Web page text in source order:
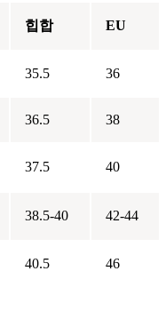
힙합 EU
35.5 36
36.5 38
37.5 40
38.5-40 42-44
40.5 46